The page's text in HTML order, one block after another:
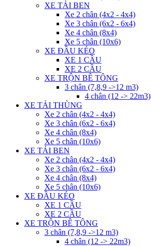
XE TẢI BEN
Xe 2 chân (4x2 - 4x4)
Xe 3 chân (6x2 - 6x4)
Xe 4 chân (8x4)
Xe 5 chân (10x6)
XE ĐẦU KÉO
XE 1 CẦU
XE 2 CẦU
XE TRỘN BÊ TÔNG
3 chân (7,8,9 ->12 m3)
4 chân (12 -> 22m3)
XE TẢI THÙNG
Xe 2 chân (4x2 - 4x4)
Xe 3 chân (6x2 - 6x4)
Xe 4 chân (8x4)
Xe 5 chân (10x6)
XE TẢI BEN
Xe 2 chân (4x2 - 4x4)
Xe 3 chân (6x2 - 6x4)
Xe 4 chân (8x4)
Xe 5 chân (10x6)
XE ĐẦU KÉO
XE 1 CẦU
XE 2 CẦU
XE TRỘN BÊ TÔNG
3 chân (7,8,9 ->12 m3)
4 chân (12 -> 22m3)